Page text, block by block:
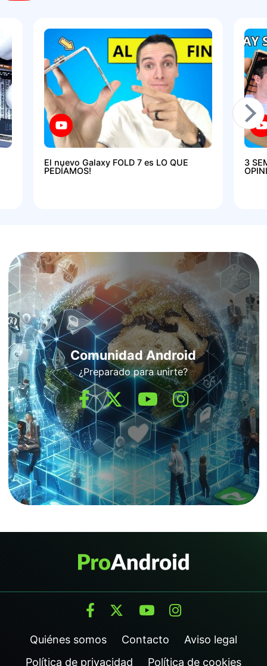
El nuevo Galaxy FOLD 7 es LO QUE
PEDÍAMOS!
3
Comunidad Android
¿Preparado para unirte?
Quiénes somos Contacto
Aviso legal
Política de privacidad
Política de cookies